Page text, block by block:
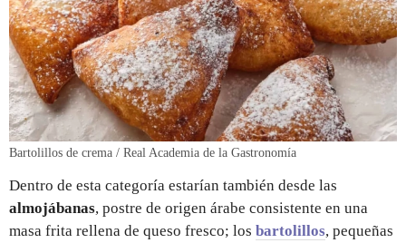
Bartolillos de crema / Real Academia de la Gastronomía
Dentro de esta categoría estarían también desde las
almojábanas, postre de origen árabe consistente en una
masa frita rellena de queso fresco; los bartolillos, pequeñas